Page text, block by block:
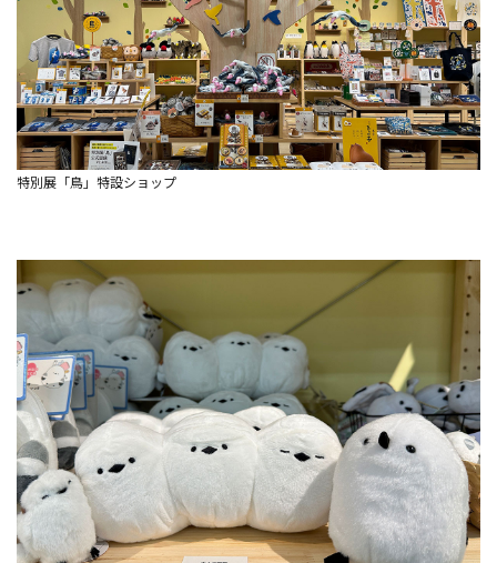
特別展「鳥」特設ショップ